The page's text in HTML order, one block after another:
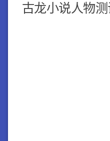
古龙小说人物